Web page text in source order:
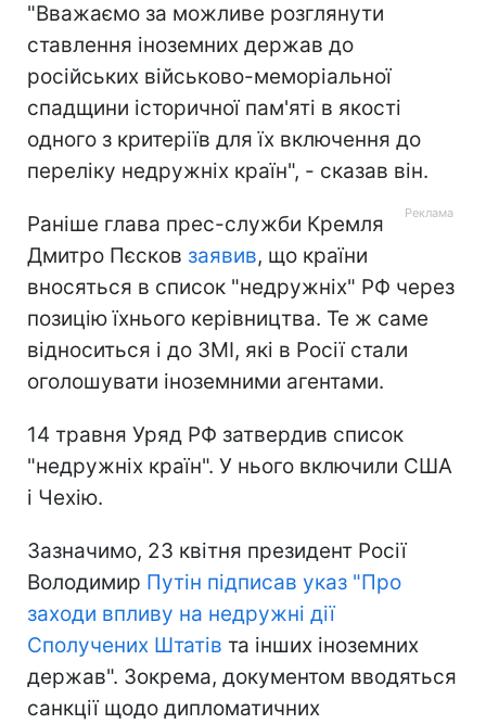
"Вважаємо за можливе розглянути
ставлення іноземних держав до
російських військово-меморіальної
спадщини історичної пам'яті в якості
одного з критеріїв для їх включення до
переліку недружніх країн", - сказав він.
Раніше глава прес-служби Кремля
Дмитро Пєсков заявив, що країни
вносяться в список "недружніх" РФ через
позицію їхнього керівництва. Те ж саме
відноситься і до ЗМІ, які в Росії стали
оголошувати іноземними агентами.
14 травня Уряд РФ затвердив список
"недружніх країн". У нього включили США
і Чехію.
Зазначимо, 23 квітня президент Росії
Володимир Путін підписав указ "Про
заходи впливу на недружні дії
Сполучених Штатів та інших іноземних
держав". Зокрема, документом вводяться
санкції щодо дипломатичних